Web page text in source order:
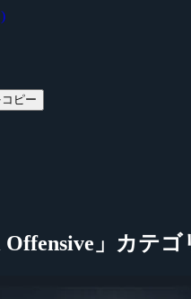
ピー
Offensive」カテ